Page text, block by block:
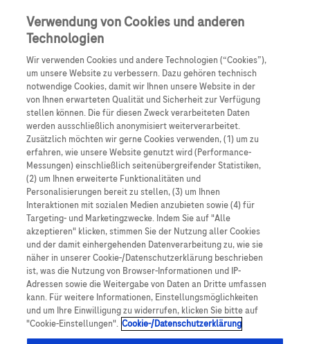
AI Education Hub
Verwandeln Sie das KI-
Interesse Ihrer Patienten in
einen produktiven Dialog.
Registrierung starten
Anmelden
Willkommen auf dem
RocheFachportal
Hier finden Sie’s zuerst: alles Wissen über
unsere Therapien
und viele praktische Tools für die tägliche Arbeit
in Klinik oder Praxis.
Verwendung von Cookies und anderen
Technologien
Wir verwenden Cookies und andere Technologien (“Cookies”),
um unsere Website zu verbessern. Dazu gehören technisch
notwendige Cookies, damit wir Ihnen unsere Website in der
von Ihnen erwarteten Qualität und Sicherheit zur Verfügung
stellen können. Die für diesen Zweck verarbeiteten Daten
werden ausschließlich anonymisiert weiterverarbeitet.
Zusätzlich möchten wir gerne Cookies verwenden, (1) um zu
erfahren, wie unsere Website genutzt wird (Performance-
Messungen) einschließlich seitenübergreifender Statistiken,
(2) um Ihnen erweiterte Funktionalitäten und
Personalisierungen bereit zu stellen, (3) um Ihnen
Interaktionen mit sozialen Medien anzubieten sowie (4) für
Targeting- und Marketingzwecke. Indem Sie auf "Alle
akzeptieren" klicken, stimmen Sie der Nutzung aller Cookies
und der damit einhergehenden Datenverarbeitung zu, wie sie
näher in unserer Cookie-/Datenschutzerklärung beschrieben
ist, was die Nutzung von Browser-Informationen und IP-
Adressen sowie die Weitergabe von Daten an Dritte umfassen
kann. Für weitere Informationen, Einstellungsmöglichkeiten
und um Ihre Einwilligung zu widerrufen, klicken Sie bitte auf
"Cookie-Einstellungen". Cookie-/Datenschutzerklärung